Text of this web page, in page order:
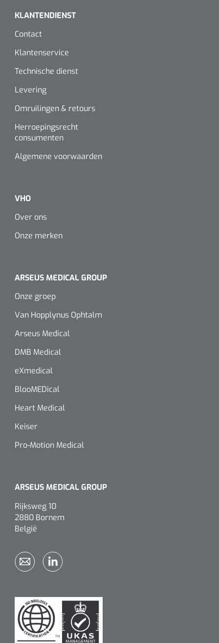
KLANTENDIENST
Contact
Klantenservice
Technische dienst
Levering
Omruilingen & retours
Herroepingsrecht
consumenten
Algemene voorwaarden
VHO
Over ons
Onze merken
ARSEUS MEDICAL GROUP
Onze groep
Van Hopplynus Ophtalm
Arseus Medical
DMB Medical
eXmedical
BlooMEDical
Heart Medical
Keiser
Pro-Motion Medical
ARSEUS MEDICAL GROUP
Rijksweg 10
2880 Bornem
België